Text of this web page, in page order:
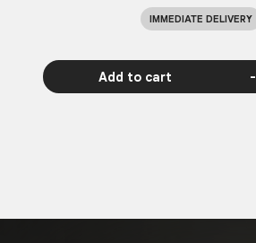
IMMEDIATE DELIVERY
Add to cart -